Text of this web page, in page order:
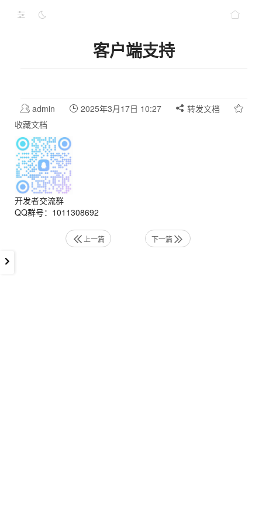
客户端支持
admin 2025年3月17日 10:27
转发文档
收藏文档
开发者交流群
QQ群号：1011308692
上一篇 下一篇